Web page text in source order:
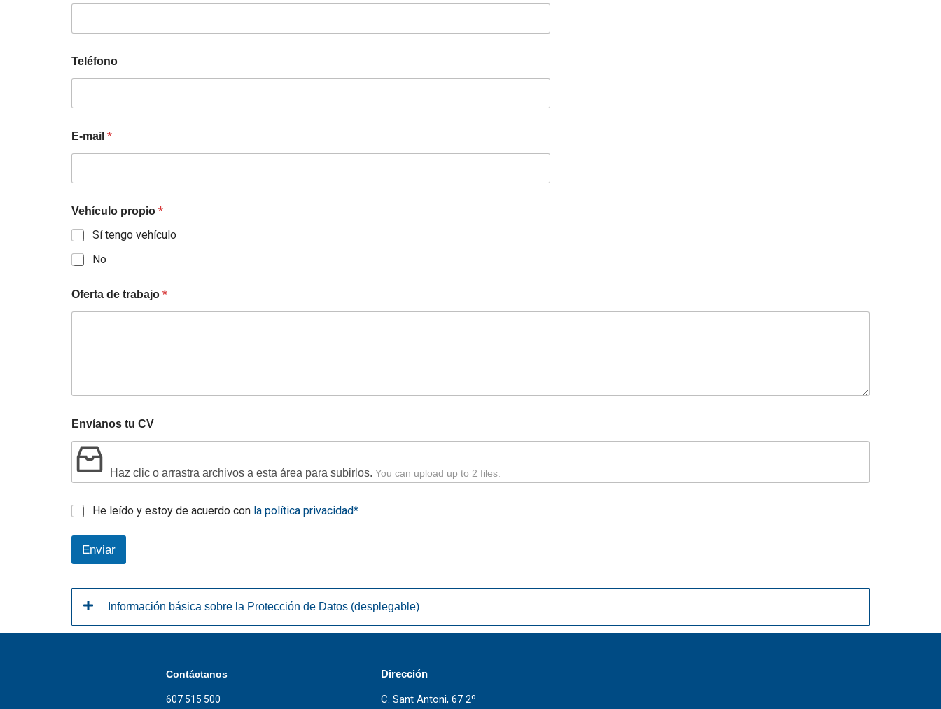
Teléfono
E-mail *
Vehículo propio *
Sí tengo vehículo
No
Oferta de trabajo *
Envíanos tu CV
Haz clic o arrastra archivos a esta área para subirlos. You can upload up to 2 files.
He leído y estoy de acuerdo con la política privacidad*
Enviar
Información básica sobre la Protección de Datos (desplegable)
Contáctanos
607 515 500
Dirección
C. Sant Antoni, 67 2º